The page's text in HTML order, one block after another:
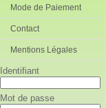
Mode de Paiement
Contact
Mentions Légales
Identifiant
Mot de passe